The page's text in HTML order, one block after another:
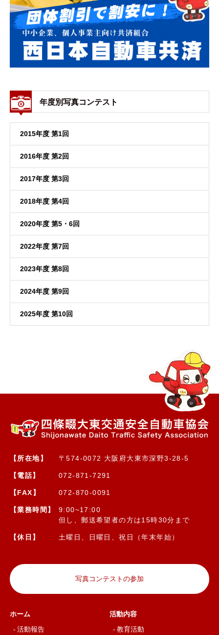
年度別写真コンテスト
2015年度 第1回
2016年度 第2回
2017年度 第3回
2018年度 第4回
2020年度 第5・6回
2022年度 第7回
2023年度 第8回
2024年度 第9回
2025年度 第10回
【所在地】 〒574-0072 大阪府大東市深野3-28-5
【電話】 072-871-7291
【FAX】 072-870-0091
【業務時間】
9:00~17:00
但し、郵送希望者の方は15時30分まで
【休日】 土曜日、日曜日、祝日（年末年始）
写真コンテストの参加
ホーム
活動報告
活動内容
教育活動